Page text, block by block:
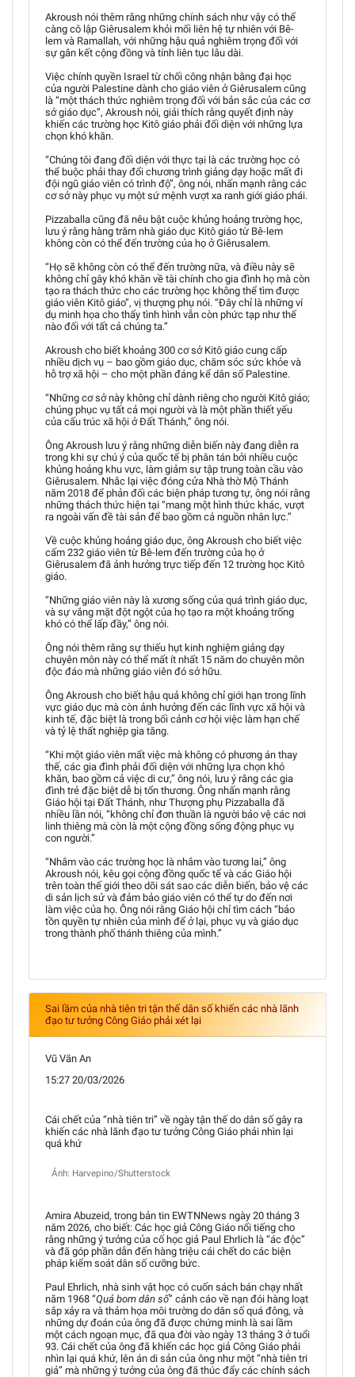
Akroush nói thêm rằng những chính sách như vậy có thể
càng cô lập Giêrusalem khỏi mối liên hệ tự nhiên với Bê-
lem và Ramallah, với những hậu quả nghiêm trọng đối với
sự gắn kết cộng đồng và tính liên tục lâu dài.
Việc chính quyền Israel từ chối công nhận bằng đại học
của người Palestine dành cho giáo viên ở Giêrusalem cũng
là “một thách thức nghiêm trọng đối với bản sắc của các cơ
sở giáo dục”, Akroush nói, giải thích rằng quyết định này
khiến các trường học Kitô giáo phải đối diện với những lựa
chọn khó khăn.
“Chúng tôi đang đối diện với thực tại là các trường học có
thể buộc phải thay đổi chương trình giảng dạy hoặc mất đi
đội ngũ giáo viên có trình độ”, ông nói, nhấn mạnh rằng các
cơ sở này phục vụ một sứ mệnh vượt xa ranh giới giáo phái.
Pizzaballa cũng đã nêu bật cuộc khủng hoảng trường học,
lưu ý rằng hàng trăm nhà giáo dục Kitô giáo từ Bê-lem
không còn có thể đến trường của họ ở Giêrusalem.
“Họ sẽ không còn có thể đến trường nữa, và điều này sẽ
không chỉ gây khó khăn về tài chính cho gia đình họ mà còn
tạo ra thách thức cho các trường học không thể tìm được
giáo viên Kitô giáo”, vị thượng phụ nói. “Đây chỉ là những ví
dụ minh họa cho thấy tình hình vẫn còn phức tạp như thế
nào đối với tất cả chúng ta.”
Akroush cho biết khoảng 300 cơ sở Kitô giáo cung cấp
nhiều dịch vụ – bao gồm giáo dục, chăm sóc sức khỏe và
hỗ trợ xã hội – cho một phần đáng kể dân số Palestine.
“Những cơ sở này không chỉ dành riêng cho người Kitô giáo;
chúng phục vụ tất cả mọi người và là một phần thiết yếu
của cấu trúc xã hội ở Đất Thánh,” ông nói.
Ông Akroush lưu ý rằng những diễn biến này đang diễn ra
trong khi sự chú ý của quốc tế bị phân tán bởi nhiều cuộc
khủng hoảng khu vực, làm giảm sự tập trung toàn cầu vào
Giêrusalem. Nhắc lại việc đóng cửa Nhà thờ Mộ Thánh
năm 2018 để phản đối các biện pháp tương tự, ông nói rằng
những thách thức hiện tại “mang một hình thức khác, vượt
ra ngoài vấn đề tài sản để bao gồm cả nguồn nhân lực.”
Về cuộc khủng hoảng giáo dục, ông Akroush cho biết việc
cấm 232 giáo viên từ Bê-lem đến trường của họ ở
Giêrusalem đã ảnh hưởng trực tiếp đến 12 trường học Kitô
giáo.
“Những giáo viên này là xương sống của quá trình giáo dục,
và sự vắng mặt đột ngột của họ tạo ra một khoảng trống
khó có thể lấp đầy,” ông nói.
Ông nói thêm rằng sự thiếu hụt kinh nghiệm giảng dạy
chuyên môn này có thể mất ít nhất 15 năm do chuyên môn
độc đáo mà những giáo viên đó sở hữu.
Ông Akroush cho biết hậu quả không chỉ giới hạn trong lĩnh
vực giáo dục mà còn ảnh hưởng đến các lĩnh vực xã hội và
kinh tế, đặc biệt là trong bối cảnh cơ hội việc làm hạn chế
và tỷ lệ thất nghiệp gia tăng.
“Khi một giáo viên mất việc mà không có phương án thay
thế, các gia đình phải đối diện với những lựa chọn khó
khăn, bao gồm cả việc di cư,” ông nói, lưu ý rằng các gia
đình trẻ đặc biệt dễ bị tổn thương. Ông nhấn mạnh rằng
Giáo hội tại Đất Thánh, như Thượng phụ Pizzaballa đã
nhiều lần nói, “không chỉ đơn thuần là người bảo vệ các nơi
linh thiêng mà còn là một cộng đồng sống động phục vụ
con người.”
“Nhắm vào các trường học là nhắm vào tương lai,” ông
Akroush nói, kêu gọi cộng đồng quốc tế và các Giáo hội
trên toàn thế giới theo dõi sát sao các diễn biến, bảo vệ các
di sản lịch sử và đảm bảo giáo viên có thể tự do đến nơi
làm việc của họ. Ông nói rằng Giáo hội chỉ tìm cách “bảo
tồn quyền tự nhiên của mình để ở lại, phục vụ và giáo dục
trong thành phố thánh thiêng của mình.”
Sai lầm của nhà tiên tri tận thế dân số khiến các nhà lãnh
đạo tư tưởng Công Giáo phải xét lại
Vũ Văn An
15:27 20/03/2026
Cái chết của “nhà tiên tri” về ngày tận thế do dân số gây ra
khiến các nhà lãnh đạo tư tưởng Công Giáo phải nhìn lại
quá khứ
Ảnh: Harvepino/Shutterstock
Amira Abuzeid, trong bản tin EWTNNews ngày 20 tháng 3
năm 2026, cho biết: Các học giả Công Giáo nổi tiếng cho
rằng những ý tưởng của cố học giả Paul Ehrlich là “ác độc”
và đã góp phần dẫn đến hàng triệu cái chết do các biện
pháp kiểm soát dân số cưỡng bức.
Paul Ehrlich, nhà sinh vật học có cuốn sách bán chạy nhất
năm 1968 “Quả bom dân số” cảnh cáo về nạn đói hàng loạt
sắp xảy ra và thảm họa môi trường do dân số quá đông, và
những dự đoán của ông đã được chứng minh là sai lầm
một cách ngoạn mục, đã qua đời vào ngày 13 tháng 3 ở tuổi
93. Cái chết của ông đã khiến các học giả Công Giáo phải
nhìn lại quá khứ, lên án di sản của ông như một “nhà tiên tri
giả” mà những ý tưởng của ông đã thúc đẩy các chính sách